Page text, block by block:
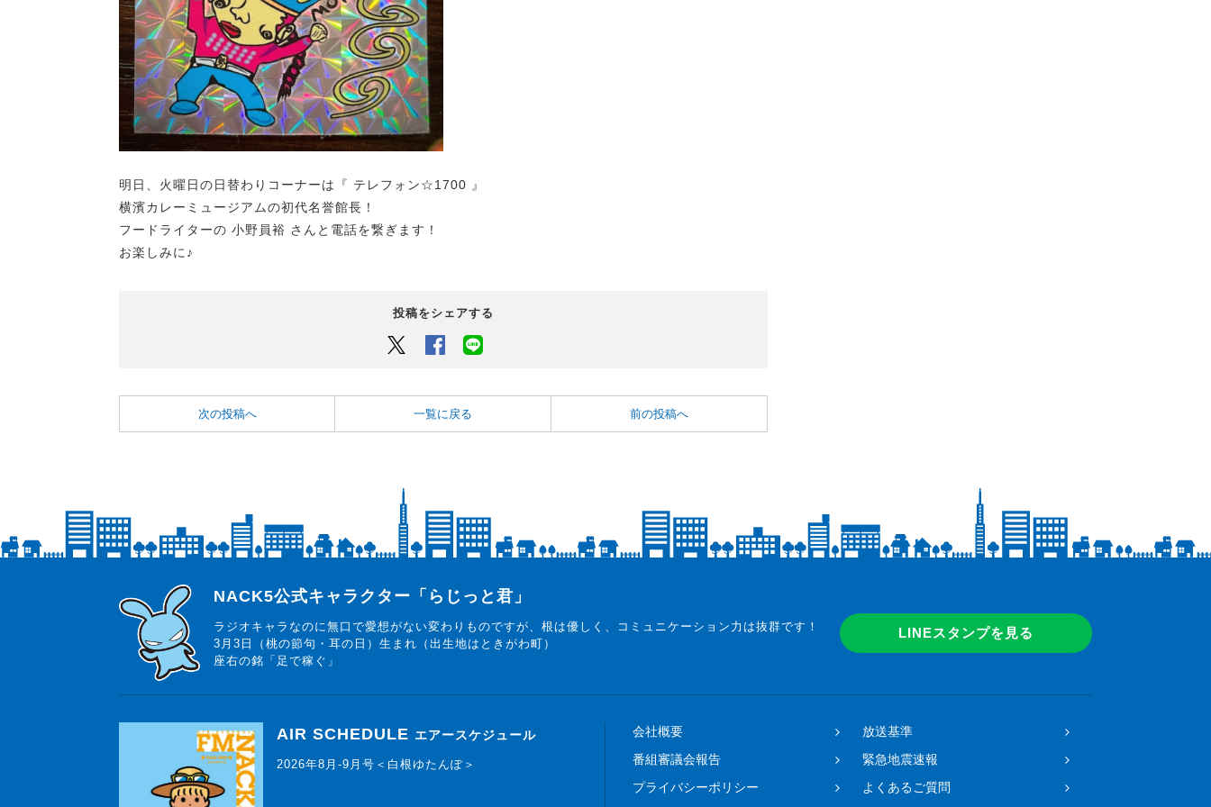
明日、火曜日の日替わりコーナーは『 テレフォン☆1700 』
横濱カレーミュージアムの初代名誉館長！
フードライターの 小野員裕 さんと電話を繋ぎます！
お楽しみに♪
投稿をシェアする
Twitter Facebook
次の投稿へ 一覧に戻る 前の投稿へ
らじっと君
NACK5公式キャラクター「らじっと君」
ラジオキャラなのに無口で愛想がない変わりものですが、根は優しく、コミュニケーション力は抜群です！
3月3日（桃の節句・耳の日）生まれ（出生地はときがわ町）
座右の銘「足で稼ぐ」
LINEスタンプを見る
AIR SCHEDULE エアースケジュール
2026年8月-9月号＜白根ゆたんぽ＞
会社概要
放送基準
番組審議会報告
緊急地震速報
プライバシーポリシー
よくあるご質問